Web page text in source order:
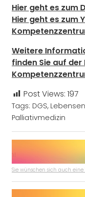
Hier geht es zum
Hier geht es zum
Weitere
finden Sie auf
Post Views: 197
Tags: DGS,
Palliativmedizin
Sie wünschen sich auch